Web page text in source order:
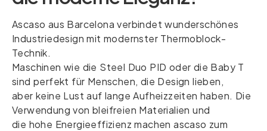
Ascaso aus Barcelona verbindet wunderschönes
Industriedesign mit modernster Thermoblock-
Technik.
Maschinen wie die Steel Duo PID oder die Baby T
sind perfekt für Menschen, die Design lieben,
aber keine Lust auf lange Aufheizzeiten haben. Die
Verwendung von bleifreien Materialien und
die hohe Energieeffizienz machen ascaso zum